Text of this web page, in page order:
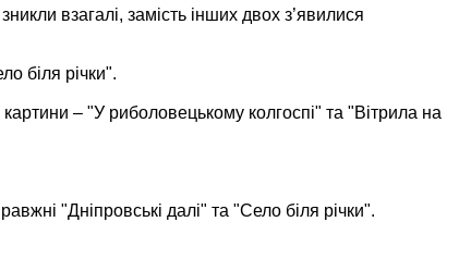
взагалі, замість інших двох з’явилися
біля річки".
– "У риболовецькому колгоспі" та "Вітрила на
"Дніпровські далі" та "Село біля річки".